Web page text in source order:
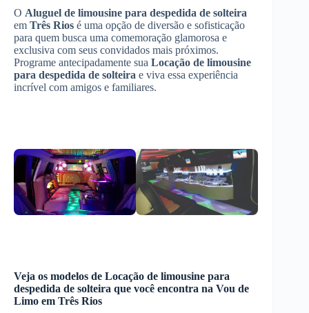
O Aluguel de limousine para despedida de solteira
em Três Rios é uma opção de diversão e sofisticação
para quem busca uma comemoração glamorosa e
exclusiva com seus convidados mais próximos.
Programe antecipadamente sua Locação de limousine
para despedida de solteira e viva essa experiência
incrível com amigos e familiares.
Veja os modelos de Locação de limousine para
despedida de solteira que você encontra na Vou de
Limo em Três Rios